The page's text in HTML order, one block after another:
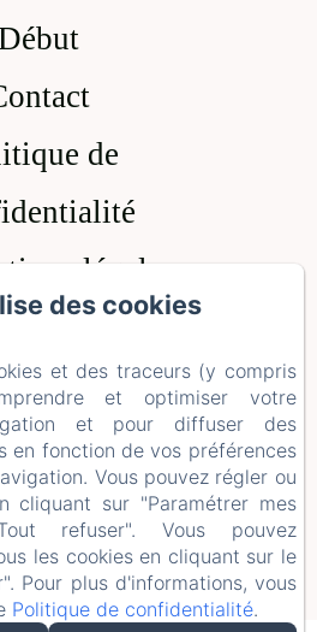
de
légales
sur les
FR ES
Amenitiz
des cookies
et des traceurs (y compris
et optimiser votre
et pour diffuser des
en fonction de vos préférences
Vous pouvez régler ou
cliquant sur "Paramétrer mes
refuser". Vous pouvez
les cookies en cliquant sur le
Pour plus d'informations, vous
Politique de confidentialité.
des cookies
et des traceurs (y compris
et optimiser votre
et pour diffuser des
en fonction de vos préférences
Vous pouvez régler ou
cliquant sur "Paramétrer mes
refuser". Vous pouvez
les cookies en cliquant sur le
Pour plus d'informations, vous
Politique de confidentialité.